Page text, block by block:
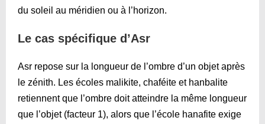
du soleil au méridien ou à l’horizon.
Le cas spécifique d’Asr
Asr repose sur la longueur de l’ombre d’un objet après
le zénith. Les écoles malikite, chaféite et hanbalite
retiennent que l’ombre doit atteindre la même longueur
que l’objet (facteur 1), alors que l’école hanafite exige